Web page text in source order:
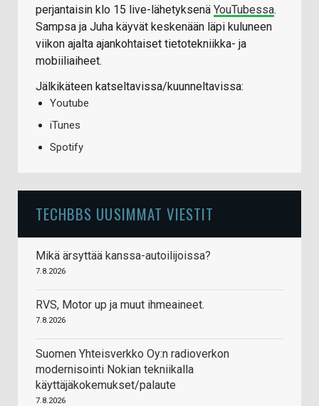
perjantaisin klo 15 live-lähetyksenä YouTubessa.
Sampsa ja Juha käyvät keskenään läpi kuluneen
viikon ajalta ajankohtaiset tietotekniikka- ja
mobiiliaiheet.
Jälkikäteen katseltavissa/kuunneltavissa:
Youtube
iTunes
Spotify
TECHBBS UUSIMMAT VIESTIT
Mikä ärsyttää kanssa-autoilijoissa?
7.8.2026
RVS, Motor up ja muut ihmeaineet.
7.8.2026
Suomen Yhteisverkko Oy:n radioverkon
modernisointi Nokian tekniikalla
käyttäjäkokemukset/palaute
7.8.2026